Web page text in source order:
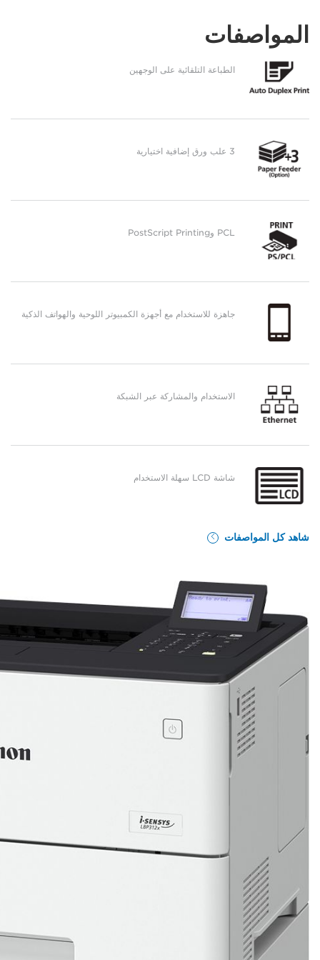
المواصفات
الطباعة التلقائية على الوجهين
3 علب ورق إضافية اختيارية
PCL وPostScript Printing
جاهزة للاستخدام مع أجهزة الكمبيوتر اللوحية والهواتف الذكية
الاستخدام والمشاركة عبر الشبكة
شاشة LCD سهلة الاستخدام
شاهد كل المواصفات